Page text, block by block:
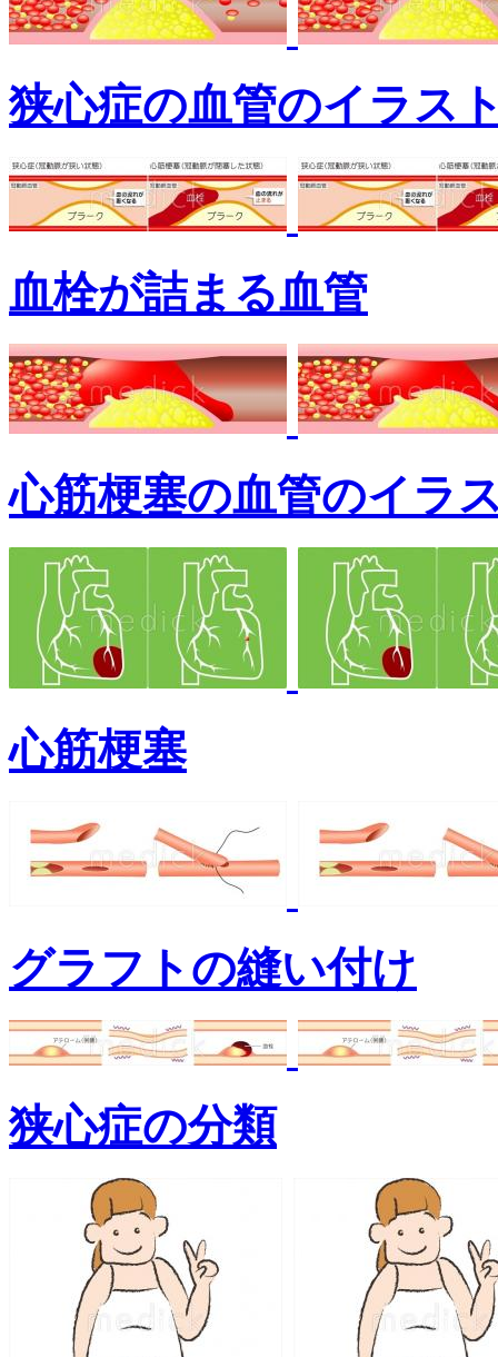
狭心症の血管のイラス
血栓が詰まる血管
心筋梗塞の血管のイラ
心筋梗塞
グラフトの縫い付け
狭心症の分類